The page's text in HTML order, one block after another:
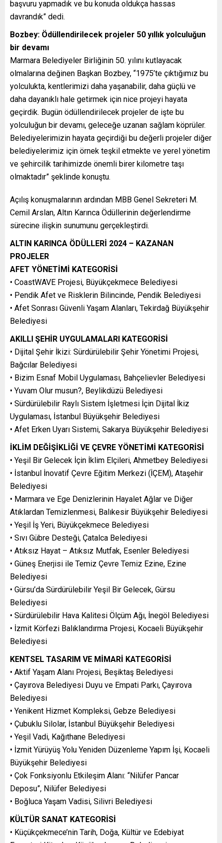
başvuru yapmadık ve bu konuda oldukça hassas
davrandık” dedi.
Bozbey: Ödüllendirilecek projeler 50 yıllık yolculuğun
bir devamı
Marmara Belediyeler Birliğinin 50. yılını kutlayacak
olmalarına değinen Başkan Bozbey, “1975’te çıktığımız bu
yolculukta, kentlerimizi daha yaşanabilir, daha güçlü ve
daha dayanıklı hale getirmek için nice projeyi hayata
geçirdik. Bugün ödüllendirilecek projeler de işte bu
yolculuğun bir devamı, geleceğe uzanan sağlam köprüler.
Belediyelerimizin hayata geçirdiği bu değerli projeler diğer
belediyelerimiz için örnek teşkil etmekte ve yerel yönetim
ve şehircilik tarihimizde önemli birer kilometre taşı
olmaktadır” şeklinde konuştu.
Açılış konuşmalarının ardından MBB Genel Sekreteri M.
Cemil Arslan, Altın Karınca Ödüllerinin değerlendirme
sürecine ilişkin sunumunu gerçekleştirdi.
ALTIN KARINCA ÖDÜLLERİ 2024 – KAZANAN
PROJELER
AFET YÖNETİMİ KATEGORİSİ
• CoastWAVE Projesi, Büyükçekmece Belediyesi
• Pendik Afet ve Risklerin Bilincinde, Pendik Belediyesi
• Afet Sonrası Güvenli Yaşam Alanları, Tekirdağ Büyükşehir
Belediyesi
AKILLI ŞEHİR UYGULAMALARI KATEGORİSİ
• Dijital Şehir İkizi: Sürdürülebilir Şehir Yönetimi Projesi,
Bağcılar Belediyesi
• Bizim Esnaf Mobil Uygulaması, Bahçelievler Belediyesi
• Yuvam Olur musun?, Beylikdüzü Belediyesi
• Sürdürülebilir Raylı Sistem İşletmesi İçin Dijital İkiz
Uygulaması, İstanbul Büyükşehir Belediyesi
• Afet Erken Uyarı Sistemi, Sakarya Büyükşehir Belediyesi
İKLİM DEĞİŞİKLİĞİ VE ÇEVRE YÖNETİMİ KATEGORİSİ
• Yeşil Bir Gelecek İçin İklim Elçileri, Ahmetbey Belediyesi
• İstanbul İnovatif Çevre Eğitim Merkezi (İÇEM), Ataşehir
Belediyesi
• Marmara ve Ege Denizlerinin Hayalet Ağlar ve Diğer
Atıklardan Temizlenmesi, Balıkesir Büyükşehir Belediyesi
• Yeşil İş Yeri, Büyükçekmece Belediyesi
• Sıvı Gübre Desteği, Çatalca Belediyesi
• Atıksız Hayat – Atıksız Mutfak, Esenler Belediyesi
• Güneş Enerjisi ile Temiz Çevre Temiz Ezine, Ezine
Belediyesi
• Gürsu’da Sürdürülebilir Yeşil Bir Gelecek, Gürsu
Belediyesi
• Sürdürülebilir Hava Kalitesi Ölçüm Ağı, İnegöl Belediyesi
• İzmit Körfezi Balıklandırma Projesi, Kocaeli Büyükşehir
Belediyesi
KENTSEL TASARIM VE MİMARİ KATEGORİSİ
• Aktif Yaşam Alanı Projesi, Beşiktaş Belediyesi
• Çayırova Belediyesi Duyu ve Empati Parkı, Çayırova
Belediyesi
• Yenikent Hizmet Kompleksi, Gebze Belediyesi
• Çubuklu Silolar, İstanbul Büyükşehir Belediyesi
• Yeşil Vadi, Kağıthane Belediyesi
• İzmit Yürüyüş Yolu Yeniden Düzenleme Yapım İşi, Kocaeli
Büyükşehir Belediyesi
• Çok Fonksiyonlu Etkileşim Alanı: “Nilüfer Pancar
Deposu”, Nilüfer Belediyesi
• Boğluca Yaşam Vadisi, Silivri Belediyesi
KÜLTÜR SANAT KATEGORİSİ
• Küçükçekmece’nin Tarih, Doğa, Kültür ve Edebiyat